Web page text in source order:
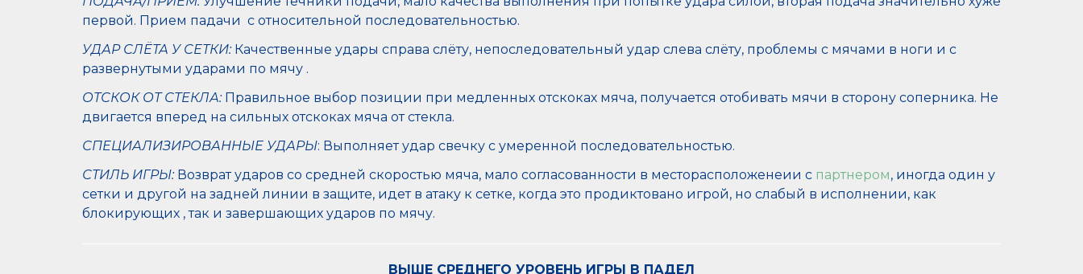
первой. Прием падачи с относительной последовательностью.
УДАР СЛЁТА У СЕТКИ:Качественные удары справа слёту, непоследовательный удар слева слёту, проблемы с мячами в ноги и с
развернутыми ударами по мячу .
ОТСКОК ОТ СТЕКЛА:Правильное выбор позиции при медленных отскоках мяча, получается отобивать мячи в сторону соперника. Не
двигается вперед на сильных отскоках мяча от стекла.
СПЕЦИАЛИЗИРОВАННЫЕ УДАРЫ: Выполняет удар свечку с умеренной последовательностью.
СТИЛЬ ИГРЫ: Возврат ударов со средней скоростью мяча, мало согласованности в месторасположенеии с партнером, иногда один у
сетки и другой на задней линии в защите, идет в атаку к сетке, когда это продиктовано игрой, но слабый в исполнении, как
блокирующих , так и завершающих ударов по мячу.
ВЫШЕ СРЕДНЕГО УРОВЕНЬ ИГРЫ В ПАДЕЛ